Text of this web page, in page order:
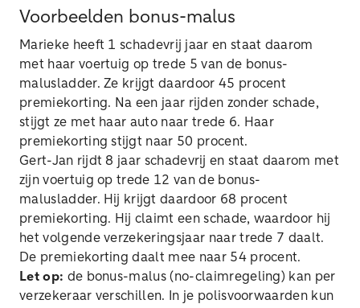
Voorbeelden bonus-malus
Marieke heeft 1 schadevrij jaar en staat daarom
met haar voertuig op trede 5 van de bonus-
malusladder. Ze krijgt daardoor 45 procent
premiekorting. Na een jaar rijden zonder schade,
stijgt ze met haar auto naar trede 6. Haar
premiekorting stijgt naar 50 procent.
Gert-Jan rijdt 8 jaar schadevrij en staat daarom met
zijn voertuig op trede 12 van de bonus-
malusladder. Hij krijgt daardoor 68 procent
premiekorting. Hij claimt een schade, waardoor hij
het volgende verzekeringsjaar naar trede 7 daalt.
De premiekorting daalt mee naar 54 procent.
Let op: de bonus-malus (no-claimregeling) kan per
verzekeraar verschillen. In je polisvoorwaarden kun